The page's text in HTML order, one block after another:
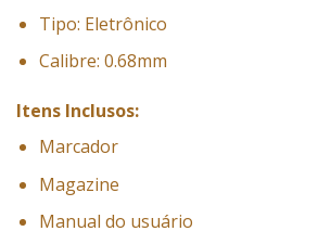
Tipo: Eletrônico
Calibre: 0.68mm
Itens Inclusos:
Marcador
Magazine
Manual do usuário